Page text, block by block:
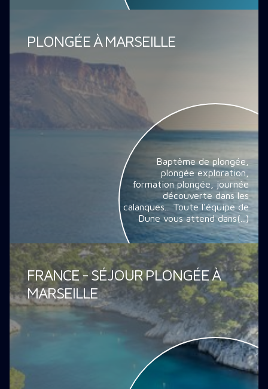
PLONGÉE À MARSEILLE
Baptême de plongée,
plongée exploration,
formation plongée, journée
découverte dans les
calanques... Toute l'équipe de
Dune vous attend dans(...)
FRANCE - SÉJOUR PLONGÉE À
MARSEILLE